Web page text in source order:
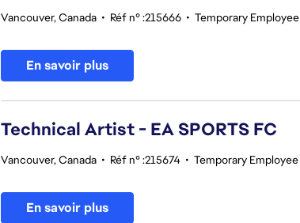
Vancouver, Canada • Réf n° :215666 • Temporary Employee
En savoir plus
Technical Artist - EA SPORTS FC
Vancouver, Canada • Réf n° :215674 • Temporary Employee
En savoir plus